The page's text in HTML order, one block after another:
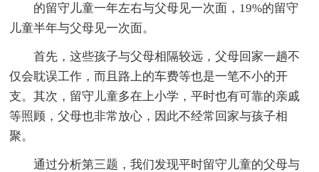
的留守儿童一年左右与父母见一次面，19%的留守
儿童半年与父母见一次面。
首先，这些孩子与父母相隔较远，父母回家一趟不
仅会耽误工作，而且路上的车费等也是一笔不小的开
支。其次，留守儿童多在上小学，平时也有可靠的亲戚
等照顾，父母也非常放心，因此不经常回家与孩子相
聚。
通过分析第三题，我们发现平时留守儿童的父母与